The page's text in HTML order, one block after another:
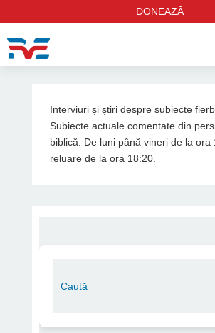
DONEAZĂ
Interviuri și știri despre subiecte
Subiecte actuale comentate din
biblică. De luni până vineri de la ora
reluare de la ora 18:20.